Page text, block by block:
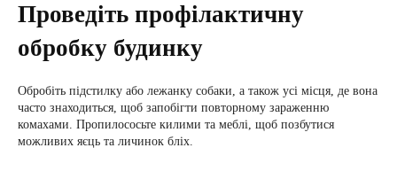
Проведіть профілактичну
обробку будинку
Обробіть підстилку або лежанку собаки, а також усі місця, де вона
часто знаходиться, щоб запобігти повторному зараженню
комахами. Пропилососьте килими та меблі, щоб позбутися
можливих яєць та личинок бліх.